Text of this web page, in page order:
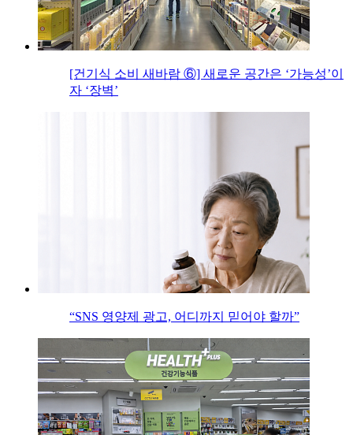
[건기식 소비 새바람 ⑥] 새로운 공간은 ‘가능성’이
자 ‘장벽’
“SNS 영양제 광고, 어디까지 믿어야 할까”